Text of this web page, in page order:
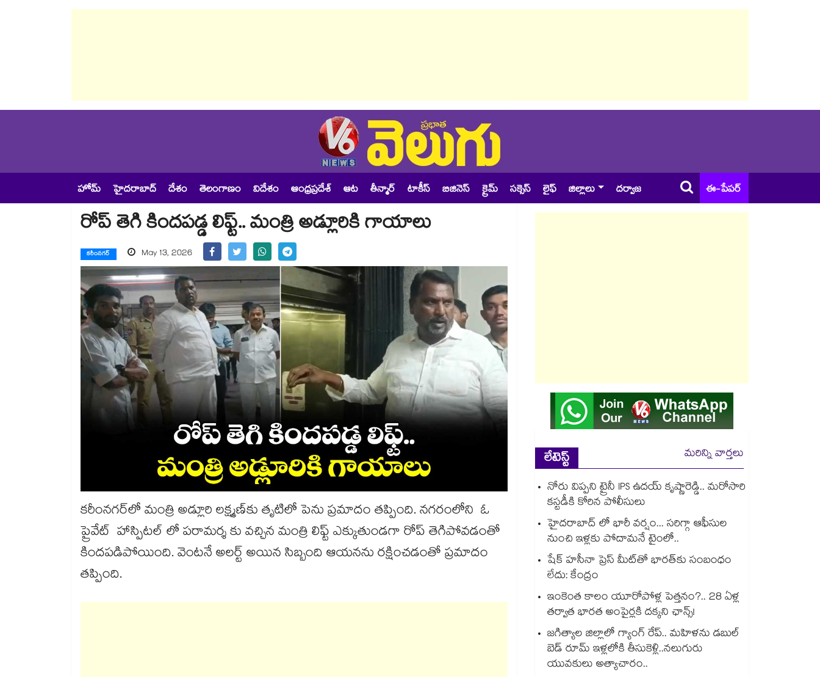
హోమ్ హైదరాబాద్ దేశం తెలంగాణం విదేశం ఆంధ్రప్రదేశ్ ఆట తీన్మార్ టాకీస్ బిజినెస్ క్రైమ్ సక్సెస్ లైఫ్ జిల్లాలు దర్వాజ ఈ-పేపర్
రోప్ తెగి కిందపడ్డ లిఫ్ట్.. మంత్రి అడ్లూరికి గాయాలు
కరీంనగర్ May 13, 2026
కరీంనగర్‌లో మంత్రి అడ్లూరి లక్ష్మణ్‌కు తృటిలో పెను ప్రమాదం తప్పింది. నగరంలోని ఓ
ప్రైవేట్ హాస్పిటల్‌ లో పరామర్శ కు వచ్చిన మంత్రి లిఫ్ట్ ఎక్కుతుండగా రోప్ తెగిపోవడంతో
కిందపడిపోయింది. వెంటనే అలర్ట్ అయిన సిబ్బంది ఆయనను రక్షించడంతో ప్రమాదం
తప్పింది.
లేటెస్ట్
మరిన్ని వార్తలు
నోరు విప్పని ట్రైనీ IPS ఉదయ్ కృష్ణారెడ్డి.. మరోసారి
కస్టడీకి కోరిన పోలీసులు
హైదరాబాద్ లో భారీ వర్షం... సరిగ్గా ఆఫీసుల
నుంచి ఇళ్లకు పోదామనే టైంలో..
షేక్ హసీనా ప్రెస్ మీట్‎తో భారత్‎కు సంబంధం
లేదు: కేంద్రం
ఇంకెంత కాలం యూరోపోళ్ల పెత్తనం?.. 28 ఏళ్ల
తర్వాత భారత అంపైర్లకి దక్కని ఛాన్స్!
జగిత్యాల జిల్లాలో గ్యాంగ్ రేప్.. మహిళను డబుల్
బెడ్ రూమ్ ఇళ్లలోకి తీసుకెళ్లి..నలుగురు
యువకులు అత్యాచారం..